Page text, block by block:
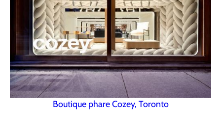
Boutique phare Cozey, Toronto